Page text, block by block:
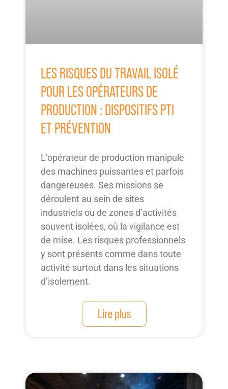
LES RISQUES DU TRAVAIL ISOLÉ
POUR LES OPÉRATEURS DE
PRODUCTION : DISPOSITIFS PTI
ET PRÉVENTION
L’opérateur de production manipule
des machines puissantes et parfois
dangereuses. Ses missions se
déroulent au sein de sites
industriels ou de zones d’activités
souvent isolées, où la vigilance est
de mise. Les risques professionnels
y sont présents comme dans toute
activité surtout dans les situations
d’isolement.
Lire plus